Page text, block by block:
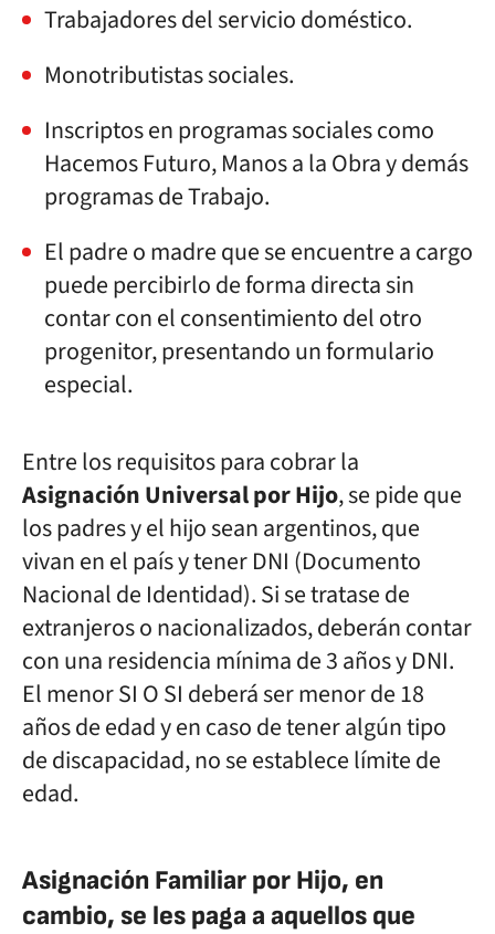
Trabajadores del servicio doméstico.
Monotributistas sociales.
Inscriptos en programas sociales como
Hacemos Futuro, Manos a la Obra y demás
programas de Trabajo.
El padre o madre que se encuentre a cargo
puede percibirlo de forma directa sin
contar con el consentimiento del otro
progenitor, presentando un formulario
especial.
Entre los requisitos para cobrar la
Asignación Universal por Hijo, se pide que
los padres y el hijo sean argentinos, que
vivan en el país y tener DNI (Documento
Nacional de Identidad). Si se tratase de
extranjeros o nacionalizados, deberán contar
con una residencia mínima de 3 años y DNI.
El menor SI O SI deberá ser menor de 18
años de edad y en caso de tener algún tipo
de discapacidad, no se establece límite de
edad.
Asignación Familiar por Hijo, en
cambio, se les paga a aquellos que